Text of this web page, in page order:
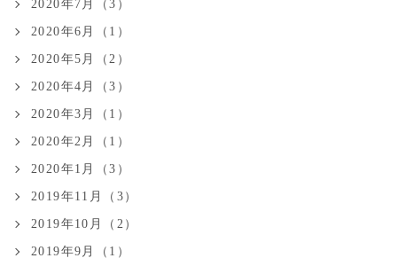
2020年7月（3）
2020年6月（1）
2020年5月（2）
2020年4月（3）
2020年3月（1）
2020年2月（1）
2020年1月（3）
2019年11月（3）
2019年10月（2）
2019年9月（1）